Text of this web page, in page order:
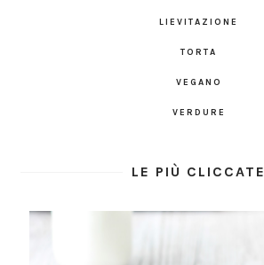
LIEVITAZIONE
TORTA
VEGANO
VERDURE
LE PIÙ CLICCATE